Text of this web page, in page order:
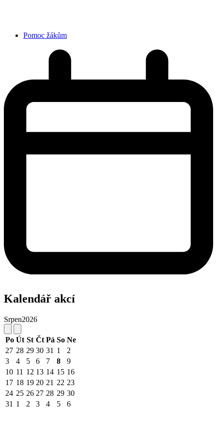
Pomoc žákům
Kalendář akcí
Srpen2026
Po Út St Čt Pá So Ne
27 28 29 30 31 1
2
3
4 5 6 7 8
9
10 11 12 13 14 15 16
17 18 19 20 21 22 23
24 25 26 27 28 29 30
31 1 2 3 4 5 6